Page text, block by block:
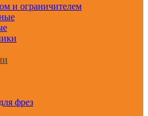
и ограничителем
фрез